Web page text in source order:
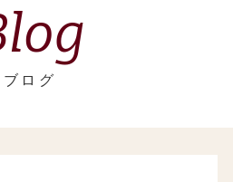
Blog
ブログ